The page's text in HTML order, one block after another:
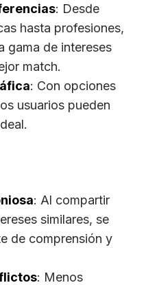
: Desde
hasta profesiones,
gama de intereses
match.
: Con opciones
usuarios pueden
: Al compartir
similares, se
de comprensión y
: Menos